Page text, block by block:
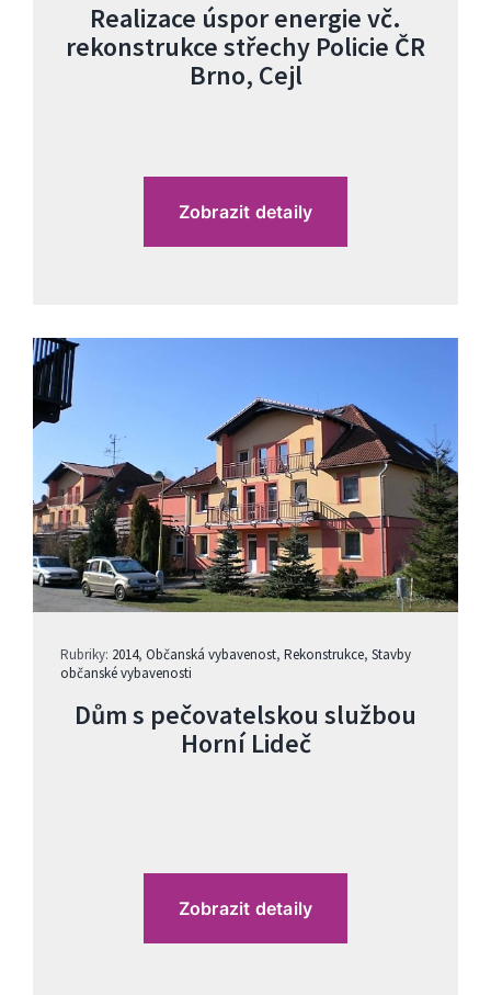
Realizace úspor energie vč.
rekonstrukce střechy Policie ČR
Brno, Cejl
Zobrazit detaily
Rubriky: 2014, Občanská vybavenost, Rekonstrukce, Stavby
občanské vybavenosti
Dům s pečovatelskou službou
Horní Lideč
Zobrazit detaily